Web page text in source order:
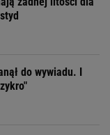
do wywiadu. I